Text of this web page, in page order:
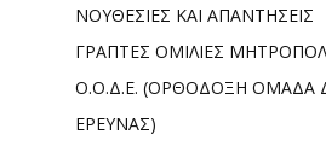
ΝΟΥΘΕΣΙΕΣ ΚΑΙ ΑΠΑΝΤΗΣΕΙΣ
ΓΡΑΠΤΕΣ ΟΜΙΛΙΕΣ
Ο.Ο.Δ.Ε. (ΟΡΘΟΔΟΞΗ ΟΜΑΔΑ
ΕΡΕΥΝΑΣ)